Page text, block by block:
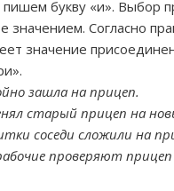
пишем букву «и». Выбор
значением. Согласно
значение
зашла на прицеп.
старый прицеп на
соседи сложили на
проверяют прицеп